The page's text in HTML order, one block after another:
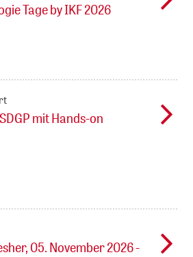
Tage by IKF 2026
mit Hands-on
05. November 2026 -